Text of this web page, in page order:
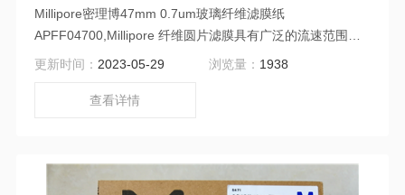
Millipore密理博47mm 0.7um玻璃纤维滤膜纸
APFF04700,Millipore 纤维圆片滤膜具有广泛的流速范围和
承载能力。 玻璃纤维滤膜含有或不含黏合剂树脂的形式，可
更新时间： 2023-05-29 浏览量： 1938
查看详情